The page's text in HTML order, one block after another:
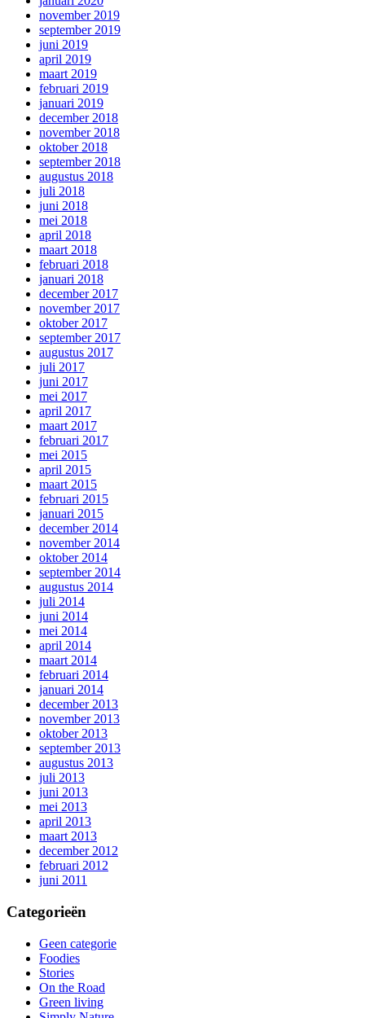
november 2019
september 2019
juni 2019
april 2019
maart 2019
februari 2019
januari 2019
december 2018
november 2018
oktober 2018
september 2018
augustus 2018
juli 2018
juni 2018
mei 2018
april 2018
maart 2018
februari 2018
januari 2018
december 2017
november 2017
oktober 2017
september 2017
augustus 2017
juli 2017
juni 2017
mei 2017
april 2017
maart 2017
februari 2017
mei 2015
april 2015
maart 2015
februari 2015
januari 2015
december 2014
november 2014
oktober 2014
september 2014
augustus 2014
juli 2014
juni 2014
mei 2014
april 2014
maart 2014
februari 2014
januari 2014
december 2013
november 2013
oktober 2013
september 2013
augustus 2013
juli 2013
juni 2013
mei 2013
april 2013
maart 2013
december 2012
februari 2012
juni 2011
Categorieën
Geen categorie
Foodies
Stories
On the Road
Green living